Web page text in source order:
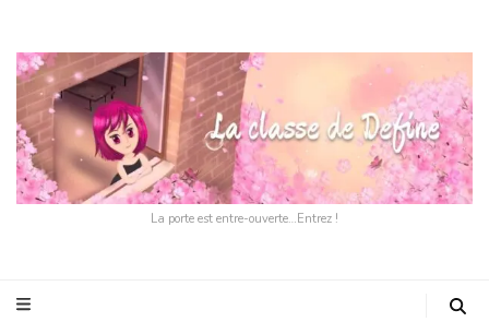
La porte est entre-ouverte…Entrez !